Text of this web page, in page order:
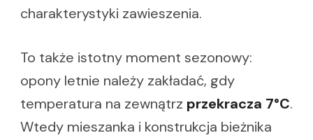
charakterystyki zawieszenia.
To także istotny moment sezonowy:
opony letnie należy zakładać, gdy
temperatura na zewnątrz przekracza 7°C.
Wtedy mieszanka i konstrukcja bieżnika